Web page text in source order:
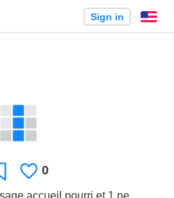
Sign in
FavoriteLikes
0
accueil pourri et 1 ne